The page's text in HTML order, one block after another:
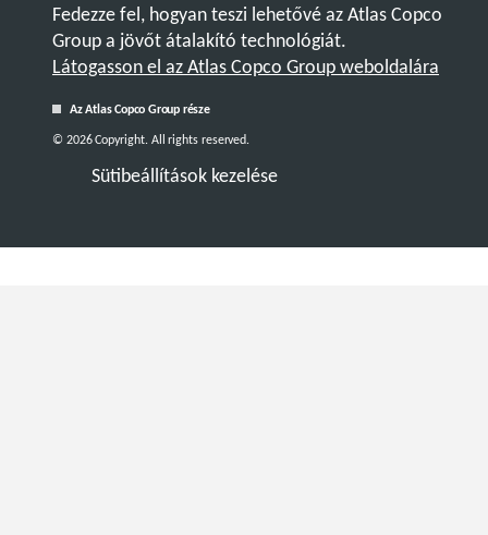
Fedezze fel, hogyan teszi lehetővé az Atlas Copco
Group a jövőt átalakító technológiát.
Látogasson el az Atlas Copco Group weboldalára
Az Atlas Copco Group része
Sütibeállítások kezelése
© 2026 Copyright. All rights reserved.